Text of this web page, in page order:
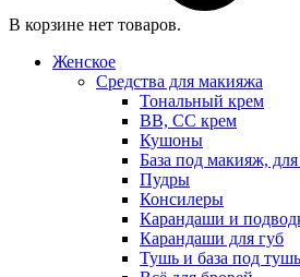
В корзине нет товаров.
Женское
Средства для макияжа
Тональный крем
BB, CC крем
Кушоны
База под макияж,
Пудры
Консилеры
Карандаши и
Карандаши для губ
Тушь и база под тушь